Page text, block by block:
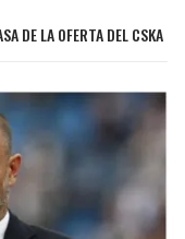
DE LA OFERTA DEL CSKA